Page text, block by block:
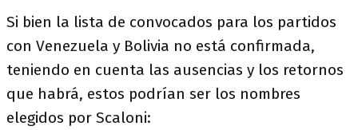
Si bien la lista de convocados para los partidos
con Venezuela y Bolivia no está confirmada,
teniendo en cuenta las ausencias y los retornos
que habrá, estos podrían ser los nombres
elegidos por Scaloni: